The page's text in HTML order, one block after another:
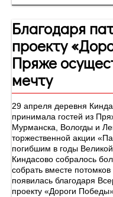
Благодаря
проекту
Пряже
мечту
29 апреля деревня
принимала гостей из
Мурманска, Вологды и
торжественной акции
погибшим в годы
Киндасово собралось
собрать вместе
появилась благодаря
проекту «Дороги